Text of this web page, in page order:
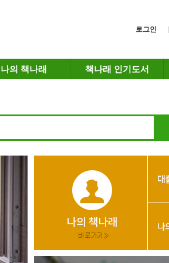
로그인
나의 책나래 책나래 인기도서